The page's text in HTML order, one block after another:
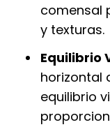
comensal
y texturas.
Equilibrio
horizontal
equilibrio